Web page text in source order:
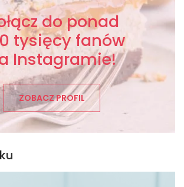
do ponad
tysięcy fanów
Instagramie!
ZOBACZ PROFIL